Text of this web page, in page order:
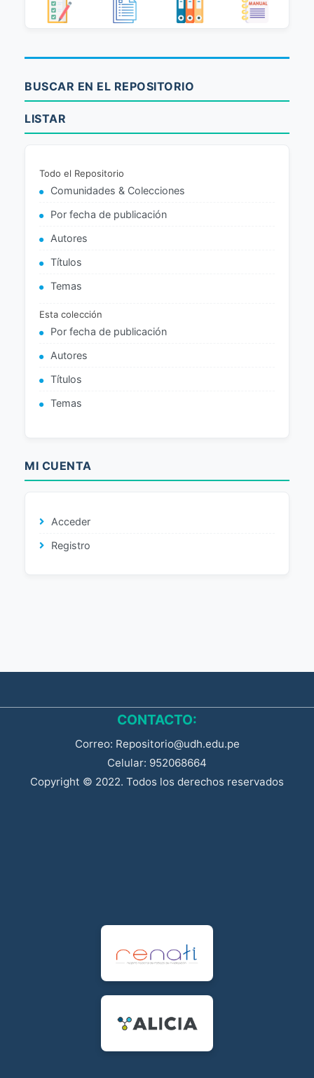
BUSCAR EN EL REPOSITORIO
LISTAR
Todo el Repositorio
Comunidades & Colecciones
Por fecha de publicación
Autores
Títulos
Temas
Esta colección
Por fecha de publicación
Autores
Títulos
Temas
MI CUENTA
Acceder
Registro
CONTACTO:
Correo: Repositorio@udh.edu.pe
Celular: 952068664
Copyright © 2022. Todos los derechos reservados